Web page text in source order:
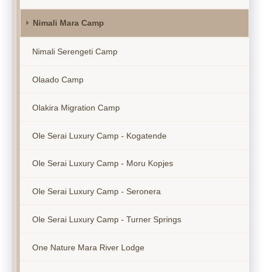
Nimali Mara Camp
Nimali Serengeti Camp
Olaado Camp
Olakira Migration Camp
Ole Serai Luxury Camp - Kogatende
Ole Serai Luxury Camp - Moru Kopjes
Ole Serai Luxury Camp - Seronera
Ole Serai Luxury Camp - Turner Springs
One Nature Mara River Lodge